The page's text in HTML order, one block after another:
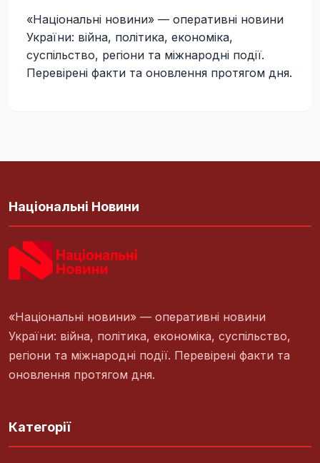
«Національні новини» — оперативні новини
України: війна, політика, економіка,
суспільство, регіони та міжнародні події.
Перевірені факти та оновлення протягом дня.
Національні Новини
«Національні новини» — оперативні новини
України: війна, політика, економіка, суспільство,
регіони та міжнародні події. Перевірені факти та
оновлення протягом дня.
Категорії